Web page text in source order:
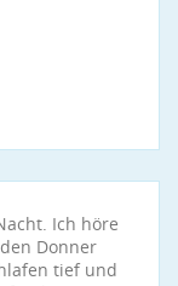
Ich höre
Donner
tief und